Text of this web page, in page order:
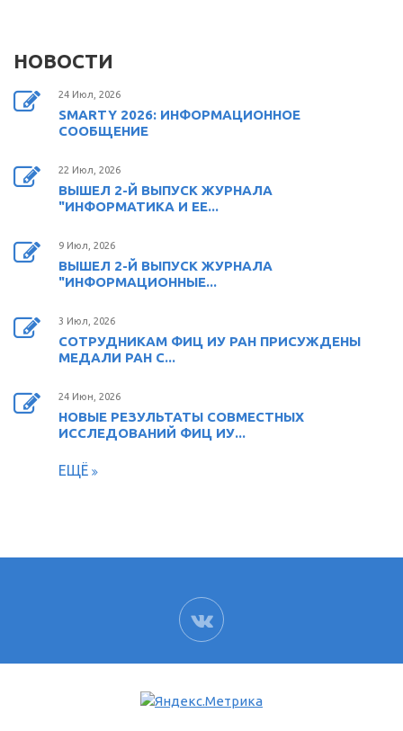
НОВОСТИ
24 Июл, 2026
SMARTY 2026: ИНФОРМАЦИОННОЕ
СООБЩЕНИЕ
22 Июл, 2026
ВЫШЕЛ 2-Й ВЫПУСК ЖУРНАЛА
"ИНФОРМАТИКА И ЕЕ...
9 Июл, 2026
ВЫШЕЛ 2-Й ВЫПУСК ЖУРНАЛА
"ИНФОРМАЦИОННЫЕ...
3 Июл, 2026
СОТРУДНИКАМ ФИЦ ИУ РАН ПРИСУЖДЕНЫ
МЕДАЛИ РАН С...
24 Июн, 2026
НОВЫЕ РЕЗУЛЬТАТЫ СОВМЕСТНЫХ
ИССЛЕДОВАНИЙ ФИЦ ИУ...
ЕЩЁ
ВК